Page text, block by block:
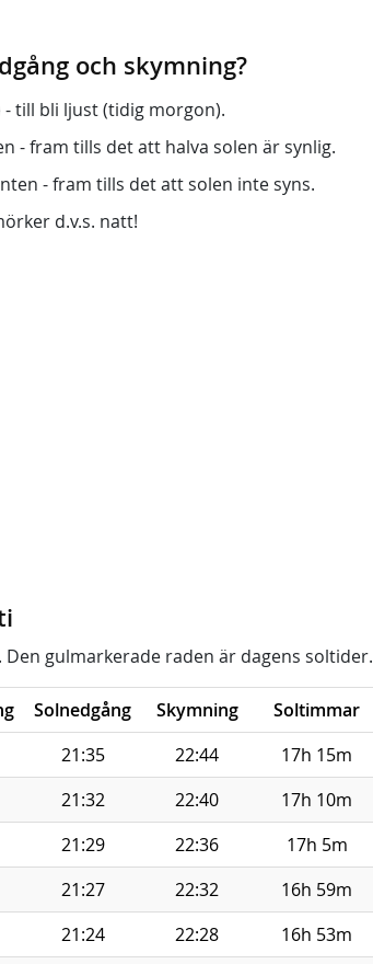
och skymning?
till bli ljust (tidig morgon).
- fram tills det att halva solen är synlig.
- fram tills det att solen inte syns.
d.v.s. natt!
gulmarkerade raden är dagens soltider.
Solnedgång Skymning
Soltimmar
21:35 22:44
17h 15m
21:32 22:40
17h 10m
21:29 22:36
17h 5m
21:27 22:32
16h 59m
21:24 22:28
16h 53m